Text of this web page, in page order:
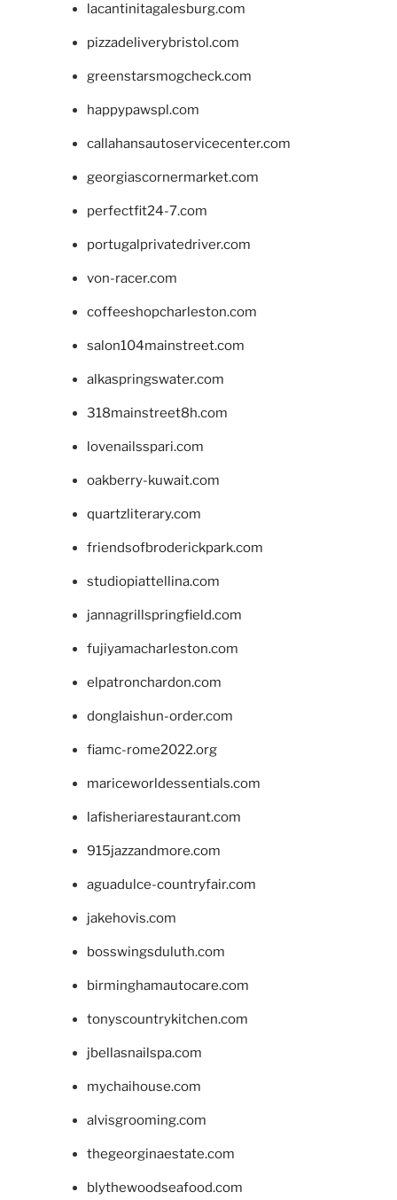
lacantinitagalesburg.com
pizzadeliverybristol.com
greenstarsmogcheck.com
happypawspl.com
callahansautoservicecenter.com
georgiascornermarket.com
perfectfit24-7.com
portugalprivatedriver.com
von-racer.com
coffeeshopcharleston.com
salon104mainstreet.com
alkaspringswater.com
318mainstreet8h.com
lovenailsspari.com
oakberry-kuwait.com
quartzliterary.com
friendsofbroderickpark.com
studiopiattellina.com
jannagrillspringfield.com
fujiyamacharleston.com
elpatronchardon.com
donglaishun-order.com
fiamc-rome2022.org
mariceworldessentials.com
lafisheriarestaurant.com
915jazzandmore.com
aguadulce-countryfair.com
jakehovis.com
bosswingsduluth.com
birminghamautocare.com
tonyscountrykitchen.com
jbellasnailspa.com
mychaihouse.com
alvisgrooming.com
thegeorginaestate.com
blythewoodseafood.com